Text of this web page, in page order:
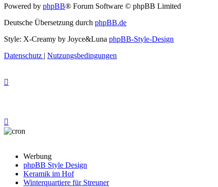
Powered by phpBB® Forum Software © phpBB Limited
Deutsche Übersetzung durch phpBB.de
Style: X-Creamy by Joyce&Luna phpBB-Style-Design
Datenschutz | Nutzungsbedingungen
Werbung
phpBB Style Design
Keramik im Hof
Winterquartiere für Streuner